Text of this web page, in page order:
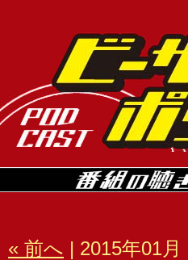
« 前へ | 2015年01